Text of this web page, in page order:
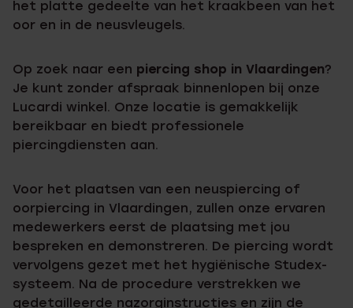
het platte gedeelte van het kraakbeen van het
oor en in de neusvleugels.
Op zoek naar een piercing shop in Vlaardingen?
Je kunt zonder afspraak binnenlopen bij onze
Lucardi winkel. Onze locatie is gemakkelijk
bereikbaar en biedt professionele
piercingdiensten aan.
Voor het plaatsen van een neuspiercing of
oorpiercing in Vlaardingen, zullen onze ervaren
medewerkers eerst de plaatsing met jou
bespreken en demonstreren. De piercing wordt
vervolgens gezet met het hygiënische Studex-
systeem. Na de procedure verstrekken we
gedetailleerde nazorginstructies en zijn de